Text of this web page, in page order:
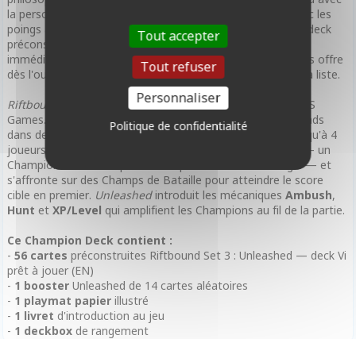
la personnalité de Vi — celle qui résout ses problèmes avec les
poings avant de poser des questions. Les 56 cartes de ce deck
préconstruit sont sélectionnées pour fonctionner
immédiatement en synergie, et le booster Unleashed inclus offre
dès l'ouverture la possibilité d'améliorer ou personnaliser la liste.
Riftbound
est le TCG officiel deRiot Games
, édité par UVS
Games. Le jeu oppose des Champions de League of Legends
dans des batailles tactiques en 1v1, 2v2 ou free-for-all jusqu'à 4
joueurs. Chaque deck se construit autour d'une Légende — un
Champion dont les capacités uniques dictent la stratégie — et
s'affronte sur des Champs de Bataille pour atteindre le score
cible en premier. Unleashedintroduit les mécaniques Ambush,
Hunt et XP/Level qui amplifient les Champions au fil de la partie.
Ce Champion Deck contient :
- 56 cartes préconstruites Riftbound Set 3 : Unleashed — deck Vi
prêt à jouer (EN)
- 1 booster Unleashed de 14 cartes aléatoires
- 1 playmat papier illustré
- 1 livret d'introduction au jeu
- 1 deckbox de rangement
Tout accepter
Tout refuser
Personnaliser
Politique de confidentialité